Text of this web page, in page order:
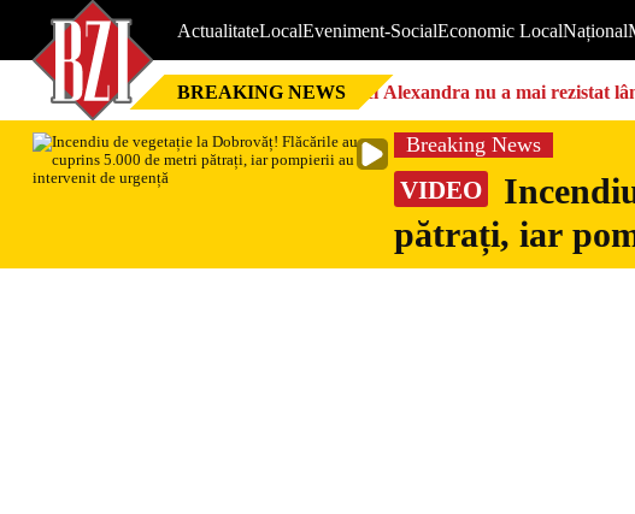
ActualitateLocalEveniment-SocialEconomic LocalNațional
BREAKING NEWS Nici Alexandra nu a mai rezistat
Breaking News
VIDEO
pătrați, iar